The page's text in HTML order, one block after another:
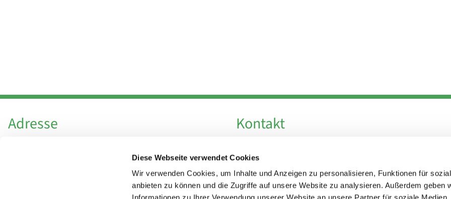
Diese Webseite verwendet Cookies
Wir verwenden Cookies, um Inhalte und Anzeigen zu personalisieren, Funktionen für
anbieten zu können und die Zugriffe auf unsere Website zu analysieren. Außerdem geben
Adresse
Hl. Theresa von Avila Berlin Nordost
Leitender Pfarrer - Norbert Pomplun
Kontakt
Fax +49 30 924 54 18
E-Mailinfo@theresa-von-avila-berlin.de